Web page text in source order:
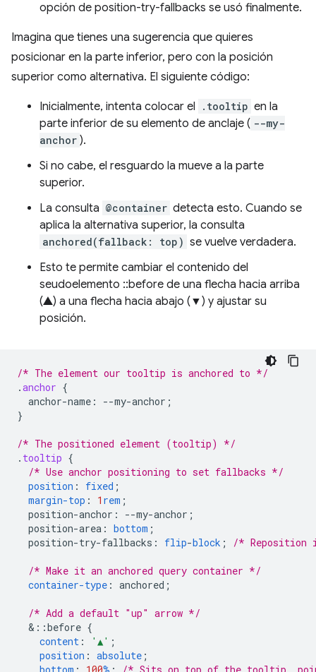
opción de position-try-fallbacks se usó finalmente.
Imagina que tienes una sugerencia que quieres
posicionar en la parte inferior, pero con la posición
superior como alternativa. El siguiente código:
Inicialmente, intenta colocar el .tooltip en la
parte inferior de su elemento de anclaje ( --my-
anchor ).
Si no cabe, el resguardo la mueve a la parte
superior.
La consulta @container detecta esto. Cuando se
aplica la alternativa superior, la consulta
anchored(fallback: top) se vuelve verdadera.
Esto te permite cambiar el contenido del
seudoelemento ::before de una flecha hacia arriba
(▲) a una flecha hacia abajo (▼) y ajustar su
posición.
/* The element our tooltip is anchored to */
.anchor {
anchor-name : --my-anchor ;
}
/* The positioned element (tooltip) */
. tooltip {
/* Use anchor positioning to set fallbacks */
position : fixed ;
margin-top : 1 rem ;
position-anchor : --my-anchor ;
position-area : bottom ;
position-try-fallbacks : flip-block ; /*
/* Make it an anchored query container */
container-type : anchored ;
/* Add a default "up" arrow */
& ::before {
content : '▲' ;
position : absolute ;